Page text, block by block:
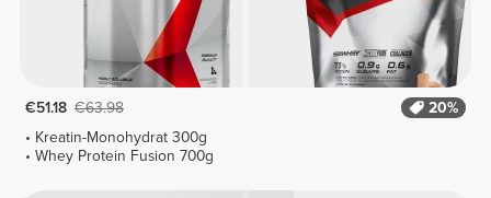
€51.18 €63.98
20%
Kreatin-Monohydrat 300g
Whey Protein Fusion 700g